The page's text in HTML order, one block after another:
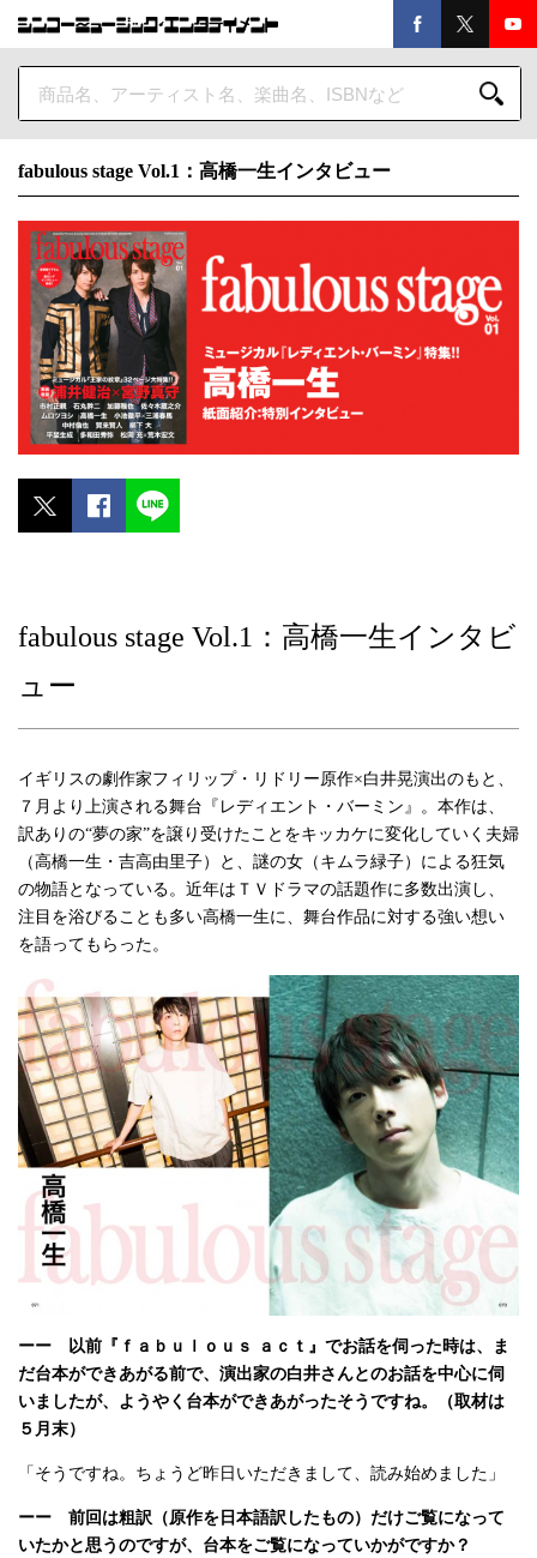
fabulous stage Vol.1：高橋一生インタビュー
fabulous stage Vol.1：高橋一生インタビ
ュー
イギリスの劇作家フィリップ・リドリー原作×白井晃演出のもと、
７月より上演される舞台『レディエント・バーミン』。本作は、
訳ありの“夢の家”を譲り受けたことをキッカケに変化していく夫婦
（高橋一生・吉高由里子）と、謎の女（キムラ緑子）による狂気
の物語となっている。近年はＴＶドラマの話題作に多数出演し、
注目を浴びることも多い高橋一生に、舞台作品に対する強い想い
を語ってもらった。
ーー 以前『ｆａｂｕｌｏｕｓ ａｃｔ』でお話を伺った時は、ま
だ台本ができあがる前で、演出家の白井さんとのお話を中心に伺
いましたが、ようやく台本ができあがったそうですね。（取材は
５月末）
「そうですね。ちょうど昨日いただきまして、読み始めました」
ーー 前回は粗訳（原作を日本語訳したもの）だけご覧になって
いたかと思うのですが、台本をご覧になっていかがですか？